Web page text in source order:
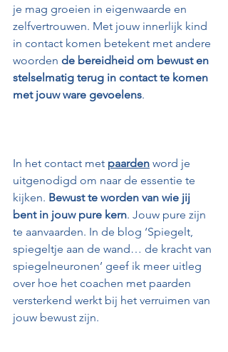
je mag groeien in eigenwaarde en
zelfvertrouwen. Met jouw innerlijk kind
in contact komen betekent met andere
woorden de bereidheid om bewust en
stelselmatig terug in contact te komen
met jouw ware gevoelens.
In het contact met paarden word je
uitgenodigd om naar de essentie te
kijken. Bewust te worden van wie jij
bent in jouw pure kern. Jouw pure zijn
te aanvaarden. In de blog ‘Spiegelt,
spiegeltje aan de wand… de kracht van
spiegelneuronen’ geef ik meer uitleg
over hoe het coachen met paarden
versterkend werkt bij het verruimen van
jouw bewust zijn.